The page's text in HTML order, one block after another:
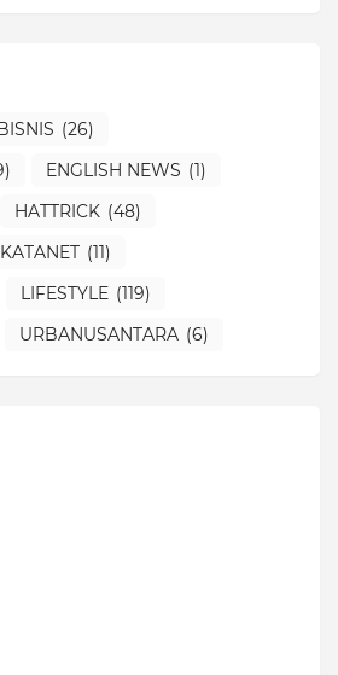
(26)
ENGLISH NEWS (1)
HATTRICK (48)
KATANET (11)
LIFESTYLE (119)
URBANUSANTARA (6)